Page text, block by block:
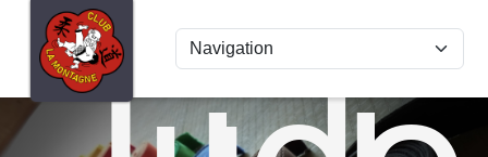
Panneau de gestion des cookies